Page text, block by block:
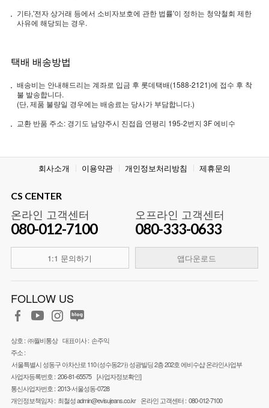
기타,'전자 상거래 등에서 소비자보호에 관한 법률'이 정하는 청약철회 제한
사유에 해당되는 경우.
택배 배송방법
배송비는 안내해드리는 계좌로 입금 후 롯데택배(1588-2121)에 접수 후 착
불 발송합니다.
(단, 제품 불량일 경우에는 배송료는 당사가 부담합니다.)
교환 반품 주소: 경기도 남양주시 진접읍 연평리 195-2번지 3F 에비수
회사소개 이용약관 개인정보처리방침 제휴문의
CS CENTER
온라인 고객센터
080-012-7100
1:1 문의하기
오프라인 고객센터
080-333-0633
앱다운로드
FOLLOW US
상호 : ㈜월비통상 대표이사 : 손주익
주소 :
서울특별시 성동구 아차산로 110 (성수동2가) 성광빌딩 2층 202호 에비수샵 온라인사업부
사업자등록번호 : 206-81-65575 [사업자정보확인]
통신사업자번호 : 2013-서울성동-0728
개인정보책임자 : 최철성admin@evisujeans.co.kr 온라인 고객센터 : 080-012-7100